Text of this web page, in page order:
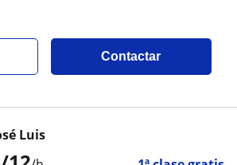
Contactar
Luis